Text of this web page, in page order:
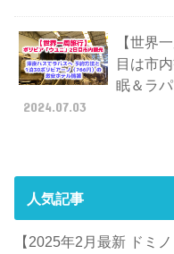
【世界
目は市
眠＆ラ
2024.07.03
人気記事
【2025年2月最新 ドミ